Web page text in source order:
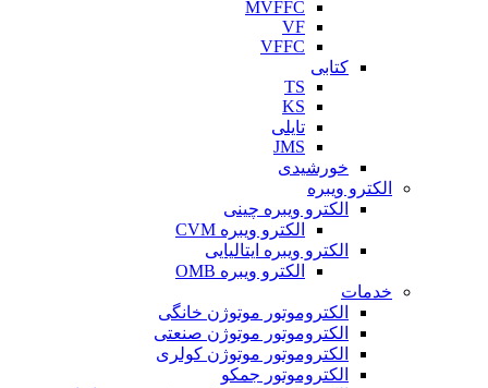
MVFFC
VF
VFFC
کتابی
TS
KS
تایلی
JMS
خورشیدی
الکترو ویبره
الکترو ویبره چینی
الکترو ویبره CVM
الکترو ویبره ایتالیایی
الکترو ویبره OMB
خدمات
الکتروموتور موتوژن خانگی
الکتروموتور موتوژن صنعتی
الکتروموتور موتوژن کولری
الکتروموتور جمکو